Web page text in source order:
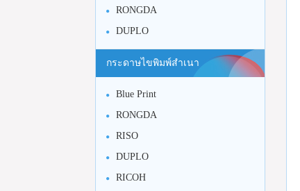
RONGDA
DUPLO
กระดาษไขพิมพ์สำเนา
Blue Print
RONGDA
RISO
DUPLO
RICOH